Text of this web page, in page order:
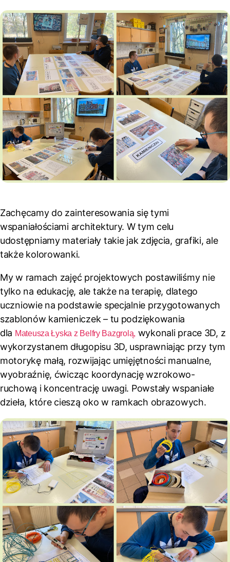
Zachęcamy do zainteresowania się tymi
wspaniałościami architektury. W tym celu
udostępniamy materiały takie jak zdjęcia, grafiki, ale
także kolorowanki.
My w ramach zajęć projektowych postawiliśmy nie
tylko na edukację, ale także na terapię, dlatego
uczniowie na podstawie specjalnie przygotowanych
szablonów kamieniczek – tu podziękowania
dla Mateusza Łyska z Belfry Bazgrolą, wykonali prace 3D, z
wykorzystanem długopisu 3D, usprawniając przy tym
motorykę małą, rozwijając umięjętności manualne,
wyobraźnię, ćwicząc koordynację wzrokowo-
ruchową i koncentrację uwagi. Powstały wspaniałe
dzieła, które cieszą oko w ramkach obrazowych.